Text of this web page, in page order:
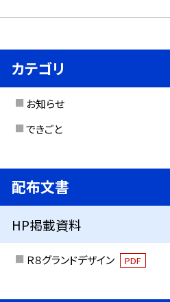
カテゴリ
お知らせ
できごと
配布文書
HP掲載資料
Ｒ８グランドデザイン PDF